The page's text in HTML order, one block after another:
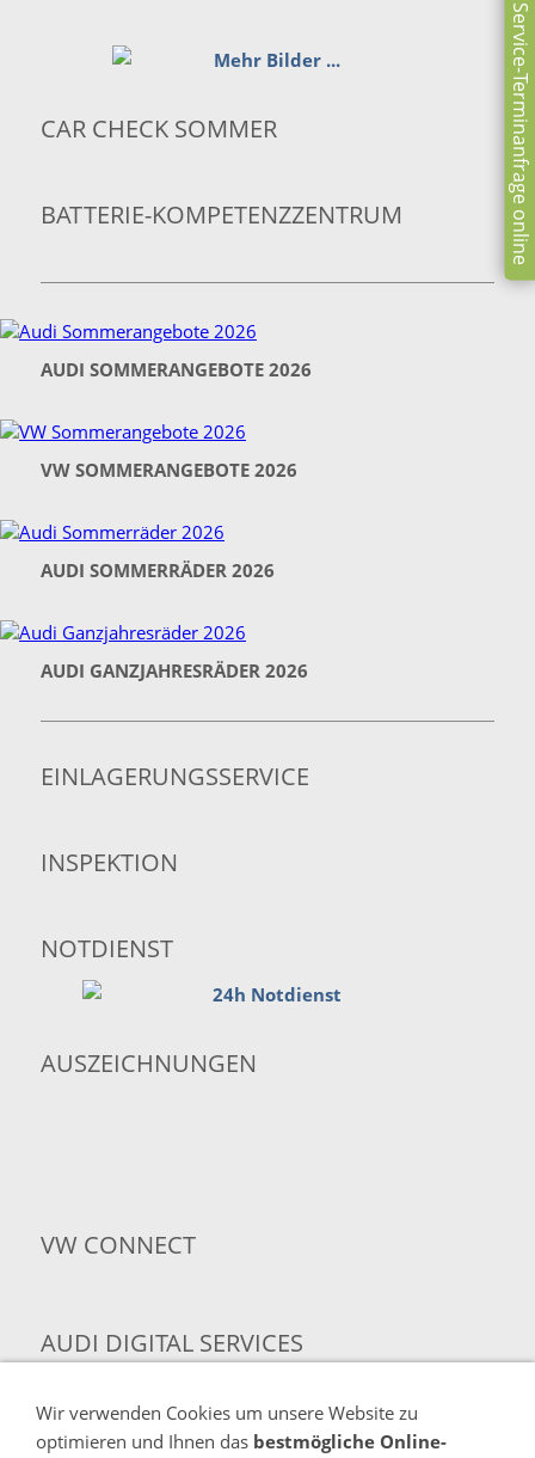
Service-Terminanfrage online
CAR CHECK SOMMER
BATTERIE-KOMPETENZZENTRUM
AUDI SOMMERANGEBOTE 2026
VW SOMMERANGEBOTE 2026
AUDI SOMMERRÄDER 2026
AUDI GANZJAHRESRÄDER 2026
EINLAGERUNGSSERVICE
INSPEKTION
NOTDIENST
AUSZEICHNUNGEN
VW CONNECT
AUDI DIGITAL SERVICES
AUDI MEDIATV
Wir verwenden Cookies um unsere Website zu
optimieren und Ihnen das bestmögliche Online-